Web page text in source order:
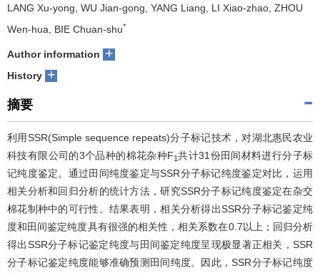
LANG Xu-yong, WU Jian-gong, YANG Liang, LI Xiao-zhao, ZHOU
Wen-hua, BIE Chuan-shu*
Author information +
History +
摘要
利用SSR(Simple sequence repeats)分子标记技术，对湖北惠民农业
科技有限公司的3个品种的棉花杂种F1共计31份田间材料进行分子标
记纯度鉴定。通过田间纯度鉴定与SSR分子标记纯度鉴定对比，运用
相关分析和回归分析的统计方法，研究SSR分子标记纯度鉴定在杂交
棉花制种中的可行性。结果表明，相关分析得出SSR分子标记鉴定纯
度和田间鉴定纯度具有很强的相关性，相关系数在0.7以上；回归分析
得出SSR分子标记鉴定纯度与田间鉴定纯度呈现极显著正相关，SSR
分子标记鉴定纯度能够准确预测田间纯度。因此，SSR分子标记纯度